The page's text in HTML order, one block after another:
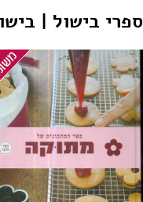
ספרי בישול |